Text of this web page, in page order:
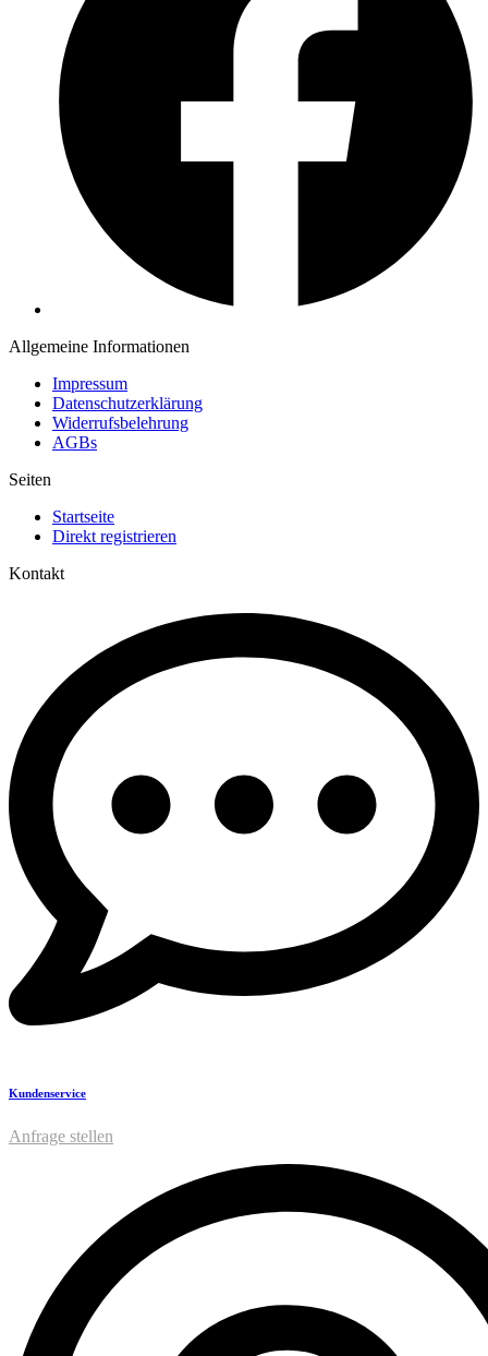
Allgemeine Informationen
Impressum
Datenschutzerklärung
Widerrufsbelehrung
AGBs
Seiten
Startseite
Direkt registrieren
Kontakt
Kundenservice
Anfrage stellen